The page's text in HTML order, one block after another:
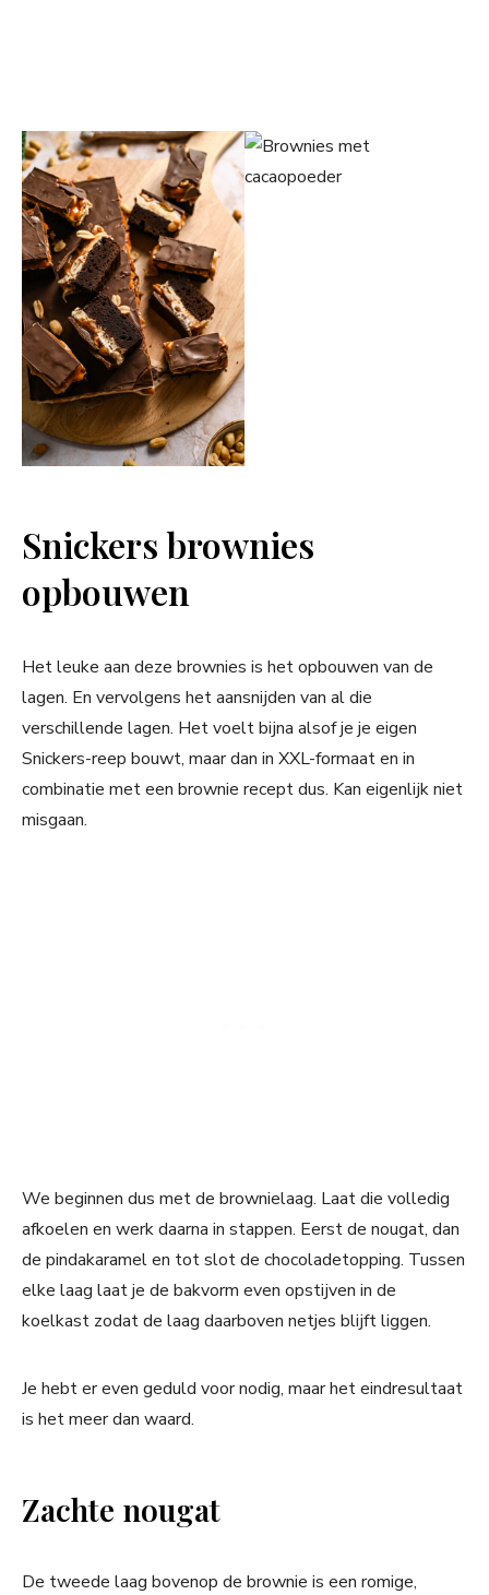
Snickers brownies
opbouwen
Het leuke aan deze brownies is het opbouwen van de
lagen. En vervolgens het aansnijden van al die
verschillende lagen. Het voelt bijna alsof je je eigen
Snickers-reep bouwt, maar dan in XXL-formaat en in
combinatie met een brownie recept dus. Kan eigenlijk niet
misgaan.
We beginnen dus met de brownielaag. Laat die volledig
afkoelen en werk daarna in stappen. Eerst de nougat, dan
de pindakaramel en tot slot de chocoladetopping. Tussen
elke laag laat je de bakvorm even opstijven in de
koelkast zodat de laag daarboven netjes blijft liggen.
Je hebt er even geduld voor nodig, maar het eindresultaat
is het meer dan waard.
Zachte nougat
De tweede laag bovenop de brownie is een romige,